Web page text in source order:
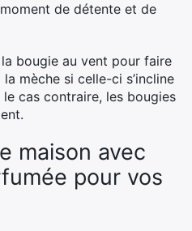
de détente et de
bougie au vent pour faire
mèche si celle-ci s’incline
cas contraire, les bougies
maison avec
pour vos